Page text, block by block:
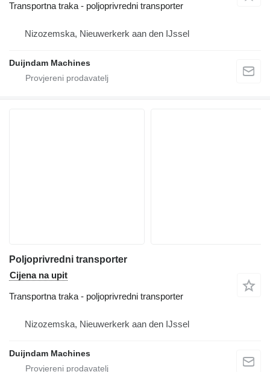
Transportna traka - poljoprivredni transporter
Nizozemska, Nieuwerkerk aan den IJssel
Duijndam Machines
Poljoprivredni transporter
Cijena na upit
Transportna traka - poljoprivredni transporter
Nizozemska, Nieuwerkerk aan den IJssel
Duijndam Machines